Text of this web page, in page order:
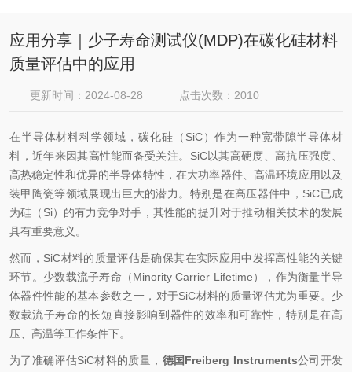
应用分享｜少子寿命测试仪(MDP)在碳化硅材料
质量评估中的应用
更新时间：2024-08-28 点击次数：2010
在半导体材料科学领域，碳化硅（SiC）作为一种宽带隙半导体材
料，近年来因其高性能而备受关注。SiC以其高硬度、高抗压强度、
高热稳定性和优异的半导体特性，在大功率器件、高温环境应用以及
装甲陶瓷等领域展现出巨大的潜力。特别是在高压器件中，SiC已成
为硅（Si）的有力竞争对手，其性能的提升对于推动相关技术的发展
具有重要意义。
然而，SiC材料的质量评估是确保其在实际应用中发挥高性能的关键
环节。少数载流子寿命（Minority Carrier Lifetime），作为衡量半导
体器件性能的基本参数之一，对于SiC材料的质量评估尤为重要。少
数载流子寿命的长短直接影响到器件的效率和可靠性，特别是在高
压、高温等工作条件下。
为了准确评估SiC材料的质量， 德国Freiberg Instruments公司开发